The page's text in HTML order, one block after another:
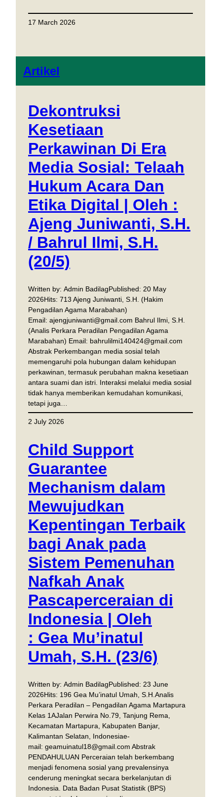
17 March 2026
Artikel
Dekontruksi
Kesetiaan
Perkawinan Di Era
Media Sosial: Telaah
Hukum Acara Dan
Etika Digital | Oleh :
Ajeng Juniwanti, S.H.
/ Bahrul Ilmi, S.H.
(20/5)
Written by: Admin BadilagPublished: 20 May
2026Hits: 713 Ajeng Juniwanti, S.H. (Hakim
Pengadilan Agama Marabahan)
Email: ajengjuniwanti@gmail.com Bahrul Ilmi, S.H.
(Analis Perkara Peradilan Pengadilan Agama
Marabahan) Email: bahrulilmi140424@gmail.com
Abstrak Perkembangan media sosial telah
memengaruhi pola hubungan dalam kehidupan
perkawinan, termasuk perubahan makna kesetiaan
antara suami dan istri. Interaksi melalui media sosial
tidak hanya memberikan kemudahan komunikasi,
tetapi juga…
2 July 2026
Child Support
Guarantee
Mechanism dalam
Mewujudkan
Kepentingan Terbaik
bagi Anak pada
Sistem Pemenuhan
Nafkah Anak
Pascaperceraian di
Indonesia | Oleh
: Gea Mu’inatul
Umah, S.H. (23/6)
Written by: Admin BadilagPublished: 23 June
2026Hits: 196 Gea Mu’inatul Umah, S.H.Analis
Perkara Peradilan – Pengadilan Agama Martapura
Kelas 1AJalan Perwira No.79, Tanjung Rema,
Kecamatan Martapura, Kabupaten Banjar,
Kalimantan Selatan, Indonesiae-
mail: geamuinatul18@gmail.com Abstrak
PENDAHULUAN Perceraian telah berkembang
menjadi fenomena sosial yang prevalensinya
cenderung meningkat secara berkelanjutan di
Indonesia. Data Badan Pusat Statistik (BPS)